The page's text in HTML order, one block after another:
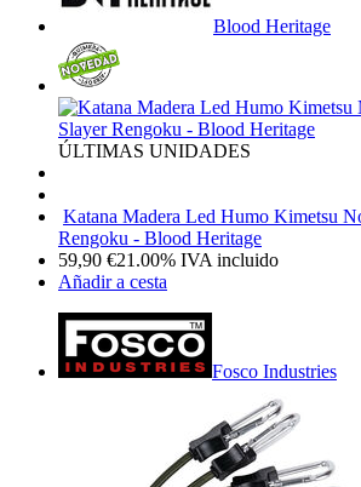
Blood Heritage
ÚLTIMAS UNIDADES
Katana Madera Led Humo Kimetsu
Rengoku - Blood Heritage
59,90 €21.00% IVA incluido
Añadir a cesta
Fosco Industries